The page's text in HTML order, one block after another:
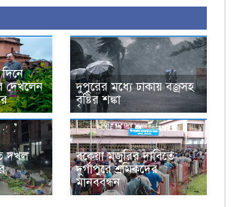
দেখলেন
দুপুরের মধ্যে ঢাকায় বজ্রসহ
বৃষ্টির শঙ্কা
দখল
বকেয়া মজুরির দাবিতে
দুর্গাপুরে শ্রমিকদের
মানববন্ধন